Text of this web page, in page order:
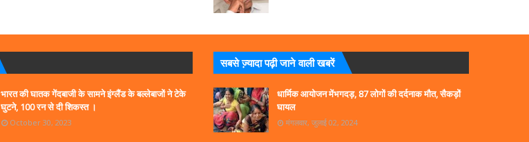
भारत की घातक गेंदबाजी के सामने इंग्लैंड के बल्लेबाजों ने टेके
घुटने, 100 रन से दी शिकस्त ।
October 30, 2023
सबसे ज्‍़यादा पढ़ी जाने वाली खबरें
धार्मिक आयोजन मेंभगदड़, 87 लोगों की दर्दनाक मौत, सैकड़ों
घायल
मंगलवार, जुलाई 02, 2024